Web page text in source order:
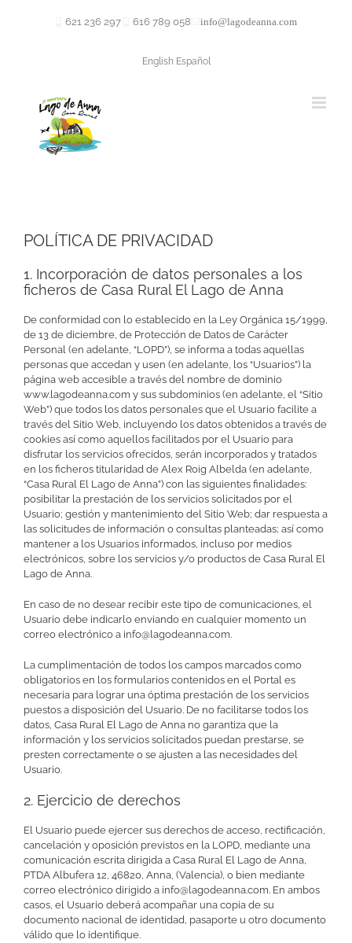
621 236 297 616 789 058 info@lagodeanna.com
English Español
POLÍTICA DE PRIVACIDAD
1. Incorporación de datos personales a los
ficheros de Casa Rural El Lago de Anna
De conformidad con lo establecido en la Ley Orgánica 15/1999,
de 13 de diciembre, de Protección de Datos de Carácter
Personal (en adelante, “LOPD”), se informa a todas aquellas
personas que accedan y usen (en adelante, los “Usuarios”) la
página web accesible a través del nombre de dominio
www.lagodeanna.com y sus subdominios (en adelante, el “Sitio
Web”) que todos los datos personales que el Usuario facilite a
través del Sitio Web, incluyendo los datos obtenidos a través de
cookies así como aquellos facilitados por el Usuario para
disfrutar los servicios ofrecidos, serán incorporados y tratados
en los ficheros titularidad de Alex Roig Albelda (en adelante,
“Casa Rural El Lago de Anna”) con las siguientes finalidades:
posibilitar la prestación de los servicios solicitados por el
Usuario; gestión y mantenimiento del Sitio Web; dar respuesta a
las solicitudes de información o consultas planteadas; así como
mantener a los Usuarios informados, incluso por medios
electrónicos, sobre los servicios y/o productos de Casa Rural El
Lago de Anna.
En caso de no desear recibir este tipo de comunicaciones, el
Usuario debe indicarlo enviando en cualquier momento un
correo electrónico a info@lagodeanna.com.
La cumplimentación de todos los campos marcados como
obligatorios en los formularios contenidos en el Portal es
necesaria para lograr una óptima prestación de los servicios
puestos a disposición del Usuario. De no facilitarse todos los
datos, Casa Rural El Lago de Anna no garantiza que la
información y los servicios solicitados puedan prestarse, se
presten correctamente o se ajusten a las necesidades del
Usuario.
2. Ejercicio de derechos
El Usuario puede ejercer sus derechos de acceso, rectificación,
cancelación y oposición previstos en la LOPD, mediante una
comunicación escrita dirigida a Casa Rural El Lago de Anna,
PTDA Albufera 12, 46820, Anna, (Valencia), o bien mediante
correo electrónico dirigido a info@lagodeanna.com. En ambos
casos, el Usuario deberá acompañar una copia de su
documento nacional de identidad, pasaporte u otro documento
válido que lo identifique.